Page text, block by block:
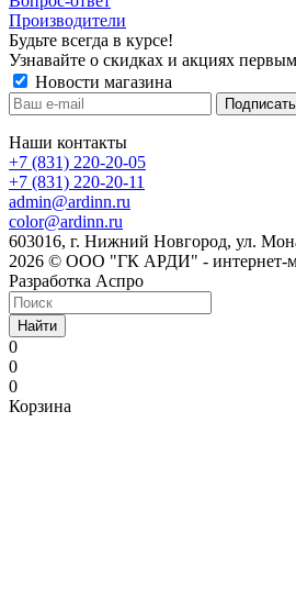
Производители
Будьте всегда в курсе!
Узнавайте о скидках и акциях первым
Новости магазина
Наши контакты
+7 (831) 220-20-05
+7 (831) 220-20-11
admin@ardinn.ru
color@ardinn.ru
603016, г. Нижний Новгород, ул.
2026 © ООО "ГК АРДИ" - интернет-
Разработка Аспро
Найти
0
0
0
Корзина